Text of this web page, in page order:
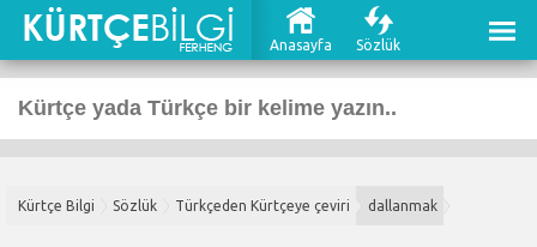
Anasayfa Sözlük
Kürtçe Bilgi Sözlük Türkçeden Kürtçeye çeviri dallanmak